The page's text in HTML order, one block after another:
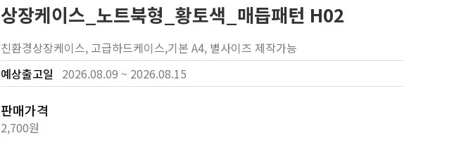
상장케이스_노트북형_황토색_매듭패턴 H02
친환경상장케이스, 고급하드케이스,기본 A4, 별사이즈 제작가능
예상출고일
2026.08.09 ~ 2026.08.15
판매가격
2,700원